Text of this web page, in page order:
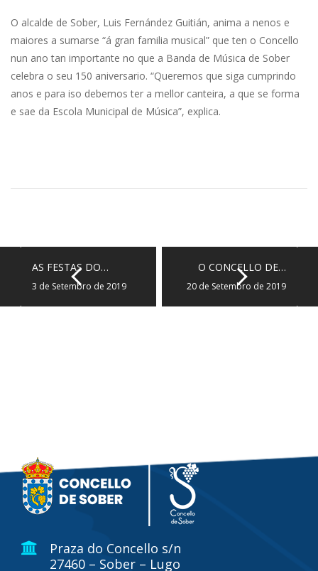
O alcalde de Sober, Luis Fernández Guitián, anima a nenos e
maiores a sumarse “á gran familia musical” que ten o Concello
nun ano tan importante no que a Banda de Música de Sober
celebra o seu 150 aniversario. “Queremos que siga cumprindo
anos e para iso debemos ter a mellor canteira, a que se forma
e sae da Escola Municipal de Música”, explica.
AS FESTAS DO…
3 de Setembro de 2019
O CONCELLO DE…
20 de Setembro de 2019
Praza do Concello s/n
27460 – Sober – Lugo